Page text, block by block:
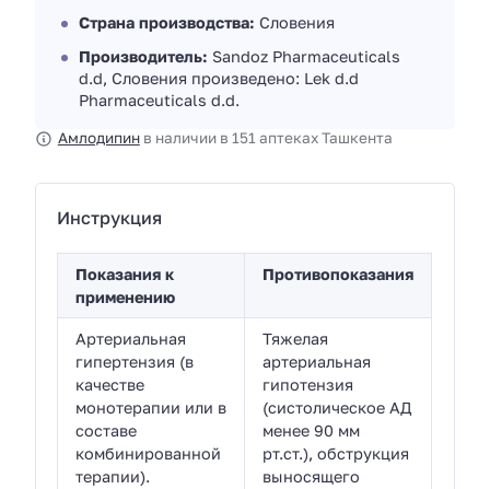
Страна производства: Словения
Производитель: Sandoz Pharmaceuticals
d.d, Словения произведено: Lek d.d
Pharmaceuticals d.d.
Амлодипинв наличии в 151 аптеках Ташкента
Инструкция
Показания к
применению
Противопоказания
Артериальная
гипертензия (в
качестве
монотерапии или в
составе
комбинированной
терапии).
Тяжелая
артериальная
гипотензия
(систолическое АД
менее 90 мм
рт.ст.), обструкция
выносящего